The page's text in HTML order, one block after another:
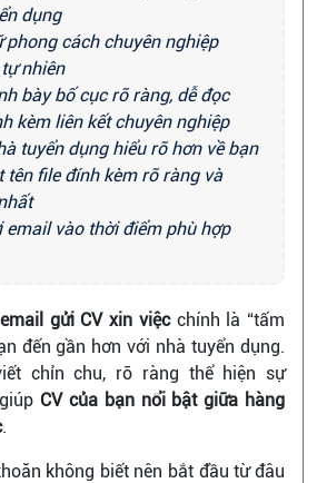
dụng
phong cách chuyên nghiệp
nhiên
bày bố cục rõ ràng, dễ đọc
kèm liên kết chuyên nghiệp
tuyển dụng hiểu rõ hơn về bạn
tên file đính kèm rõ ràng và
email vào thời điểm phù hợp
email gửi CV xin việcchính là “tấm
đến gần hơn với nhà tuyển dụng.
chỉn chu, rõ ràng thể hiện sự
CV của bạn nổi bật giữa hàng
.
không biết nên bắt đầu từ đâu